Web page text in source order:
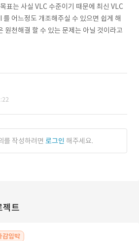
표는 사실 VLC 수준이기 때문에 최신 VLC
를 어느정도 개조해주실 수 있으면 쉽게 해
원천해결 할 수 있는 문제는 아닐 것이라고
를 작성하려면 로그인 해주세요.
젝트
감임박